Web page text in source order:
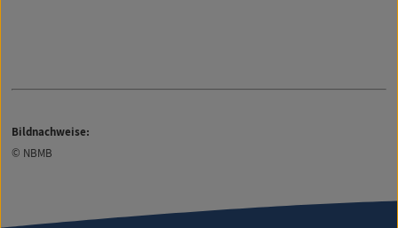
Bildnachweise:
© NBMB